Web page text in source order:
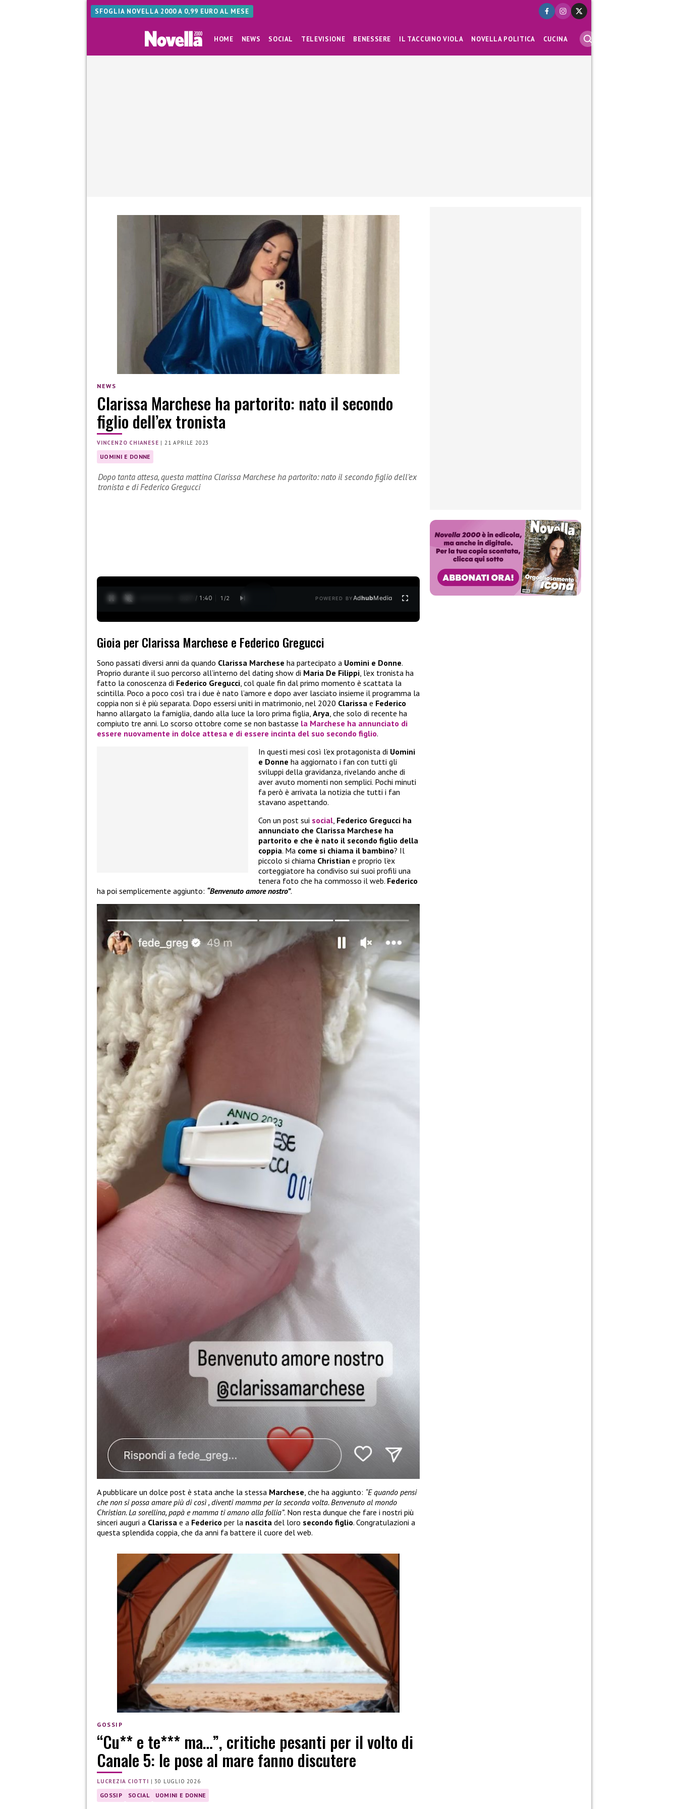
SFOGLIA NOVELLA 2000 A 0,99 EURO AL MESE
HOME NEWS SOCIAL TELEVISIONE BENESSERE IL TACCUINO VIOLA NOVELLA POLITICA CUCINA
NEWS
Clarissa Marchese ha partorito: nato il secondo
figlio dell’ex tronista
VINCENZO CHIANESE |21 APRILE 2023
UOMINI E DONNE
Dopo tanta attesa, questa mattina Clarissa Marchese ha partorito: nato il secondo figlio dell’ex
tronista e di Federico Gregucci
0:29 / 1:40 1 /2 POWERED BYAdhubMedia
Gioia per Clarissa Marchese e Federico Gregucci
Sono passati diversi anni da quando Clarissa Marchese ha partecipato a Uomini e Donne.
Proprio durante il suo percorso all’interno del dating show di Maria De Filippi, l’ex tronista ha
fatto la conoscenza di Federico Gregucci, col quale fin dal primo momento è scattata la
scintilla. Poco a poco così tra i due è nato l’amore e dopo aver lasciato insieme il programma la
coppia non si è più separata. Dopo essersi uniti in matrimonio, nel 2020 Clarissa e Federico
hanno allargato la famiglia, dando alla luce la loro prima figlia, Arya, che solo di recente ha
compiuto tre anni. Lo scorso ottobre come se non bastasse la Marchese ha annunciato di
essere nuovamente in dolce attesa e di essere incinta del suo secondo figlio.
In questi mesi così l’ex protagonista di Uomini
e Donne ha aggiornato i fan con tutti gli
sviluppi della gravidanza, rivelando anche di
aver avuto momenti non semplici. Pochi minuti
fa però è arrivata la notizia che tutti i fan
stavano aspettando.
Con un post sui social, Federico Gregucci ha
annunciato che Clarissa Marchese ha
partorito e che è nato il secondo figlio della
coppia. Ma come si chiama il bambino? Il
piccolo si chiama Christian e proprio l’ex
corteggiatore ha condiviso sui suoi profili una
tenera foto che ha commosso il web. Federico
ha poi semplicemente aggiunto: “Benvenuto amore nostro”.
A pubblicare un dolce post è stata anche la stessa Marchese, che ha aggiunto: “E quando pensi
che non si possa amare più di così , diventi mamma per la seconda volta. Benvenuto al mondo
Christian. La sorellina, papà e mamma ti amano alla follia”. Non resta dunque che fare i nostri più
sinceri auguri a Clarissa e a Federico per la nascita del loro secondo figlio. Congratulazioni a
questa splendida coppia, che da anni fa battere il cuore del web.
GOSSIP
“Cu** e te*** ma…”, critiche pesanti per il volto di
Canale 5: le pose al mare fanno discutere
LUCREZIA CIOTTI |30 LUGLIO 2026
GOSSIP SOCIAL UOMINI E DONNE